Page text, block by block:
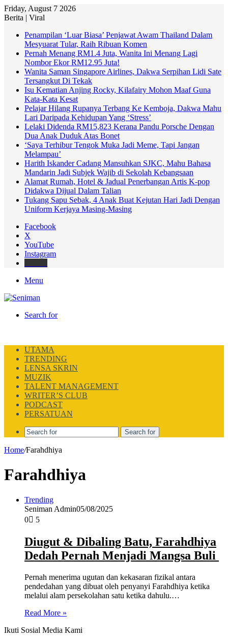
Friday, August 7 2026
Berita | Viral
Penampilan ‘Luar Biasa’ Penjawat Awam Thailand Dalam
Mesyuarat Tular, Raih Ribuan Komen
Pernah Menang RM1.4 Juta, Wanita Ini Menang Lagi
Nombor Ekor RM12.95 Juta!
Wanita Saman Singapore Airlines, Dakwa Serpihan Lidi Sate
Tersangkut Di Tekak
Isu Kematian Anjing Rocky, Kilafairy Mohon Maaf Guna
Kata-Kata Kesat
Pelajar Hilang Rupanya Terbang Ke Kemboja, Dakwa Mahu
Lari Daripada Kehidupan Yang ‘Stress’
Lelaki Didenda RM15,823 Kerana Pandu Porsche Dengan
Dua Anak Duduk Atas Bonet
‘Saya Terhibur Tengok Muka Jadi Meme, Tapi Jangan
Melampau’
Harith Iskander Cadang Mansuhkan SJKC, Mahu Bahasa
Mandarin Jadi Subjek Wajib di Sekolah Kebangsaan
Alamat Rumah, Hotel & Jadual Penerbangan Artis K-pop
Didakwa Dijual Dalam Talian
Tukang Sapu Sebak, 4 Anak Buat Kejutan Hari Jadi Dengan
Uniform Kerjaya Masing-Masing
Facebook
X
YouTube
Instagram
Menu
Search for
UTAMA
TRENDING
LENSA SKRIN
MUZIK
TALENT MANAGEMENT
WRITER’S CLUB
PODCAST
PERSATUAN
Search for
Home/Farahdhiya
Farahdhiya
Trending
Seniman Admin05/08/2025
0
5
Diugut & Dibaling Batu, Farahdhiya
Dedah Pernah Menjadi Mangsa Buli
Pernah menerima ugutan dan kekasaran fizikal antara
pendedahan yang dibuat oleh penyanyi Farahdhiya ketika
melalui alam persekolahan satu ketika dahulu.…
Read More »
Ikuti Sosial Media Kami